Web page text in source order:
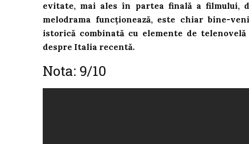
evitate, mai ales în partea finală a filmului,
melodrama funcționează, este chiar bine-
istorică combinată cu elemente de
despre Italia recentă.
Nota: 9/10